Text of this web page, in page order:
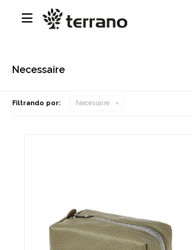

Necessaire
Filtrando por: Necessaire